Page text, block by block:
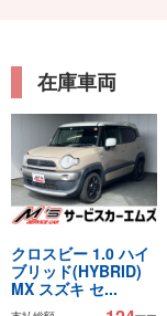
在庫車両
クロスビー 1.0 ハイ
ブリッド(HYBRID)
MX スズキ セ...